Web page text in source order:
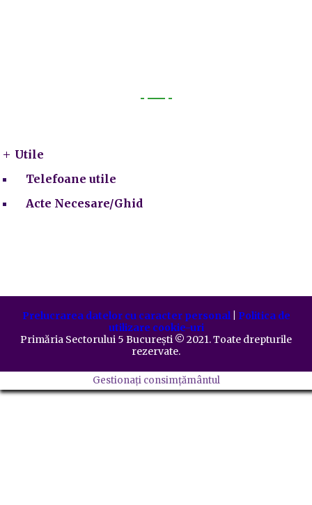
Utile
Telefoane utile
Acte Necesare/Ghid
Prelucrarea datelor cu caracter personal| Politica de
utilizare cookie-uri
Primăria Sectorului 5 București ©️ 2021. Toate drepturile
rezervate.
Gestionați consimțământul